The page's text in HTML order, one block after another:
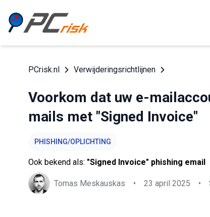
PCrisk.nl Verwijderingsrichtlijnen
Voorkom dat uw e-
mails met "Signed Invoice"
PHISHING/OPLICHTING
Ook bekend als: "Signed Invoice" phishing email
Tomas Meskauskas • 23 april 2025 •